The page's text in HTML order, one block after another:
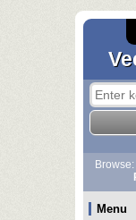
Browse:
Menu